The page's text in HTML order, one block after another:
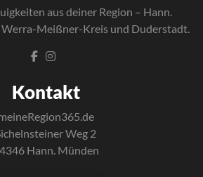
aus deiner Region – Hann.
Meißner-Kreis und Duderstadt.
Kontakt
Weg 2
Hann. Münden